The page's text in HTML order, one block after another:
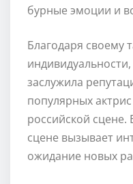
бурные эмоции и
Благодаря своему
заслужила
популярных
российской сцене.
сцене вызывает
ожидание новых